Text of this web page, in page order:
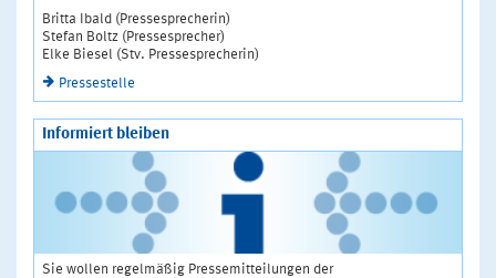
Britta Ibald (Pressesprecherin)
Stefan Boltz (Pressesprecher)
Elke Biesel (Stv. Pressesprecherin)
Pressestelle
Informiert bleiben
Sie wollen regelmäßig Pressemitteilungen der